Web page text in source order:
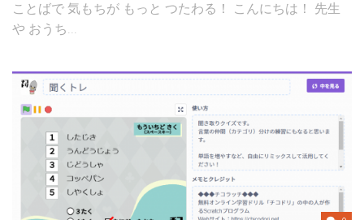
ことばで 気もちが もっと つたわる！ こんにちは！ 先生
や おうち...